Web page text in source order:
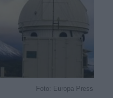
Foto: Europa Press